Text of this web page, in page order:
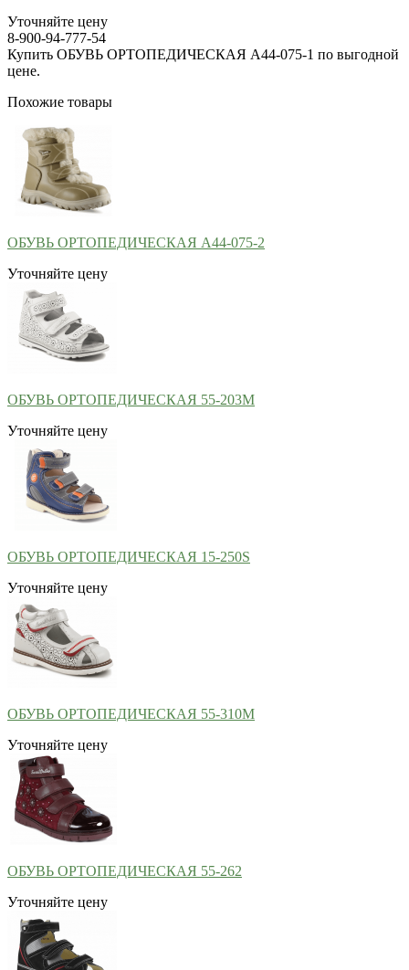
Уточняйте цену
8-900-94-777-54
Купить ОБУВЬ ОРТОПЕДИЧЕСКАЯ А44-075-1 по выгодной
цене.
Похожие товары
ОБУВЬ ОРТОПЕДИЧЕСКАЯ А44-075-2
Уточняйте цену
ОБУВЬ ОРТОПЕДИЧЕСКАЯ 55-203М
Уточняйте цену
ОБУВЬ ОРТОПЕДИЧЕСКАЯ 15-250S
Уточняйте цену
ОБУВЬ ОРТОПЕДИЧЕСКАЯ 55-310М
Уточняйте цену
ОБУВЬ ОРТОПЕДИЧЕСКАЯ 55-262
Уточняйте цену